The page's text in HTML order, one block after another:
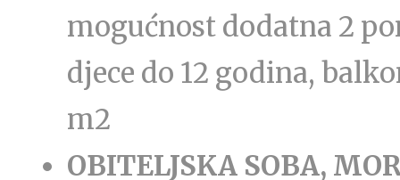
mogućnost dodatna 2
djece do 12 godina,
m2
OBITELJSKA SOBA,